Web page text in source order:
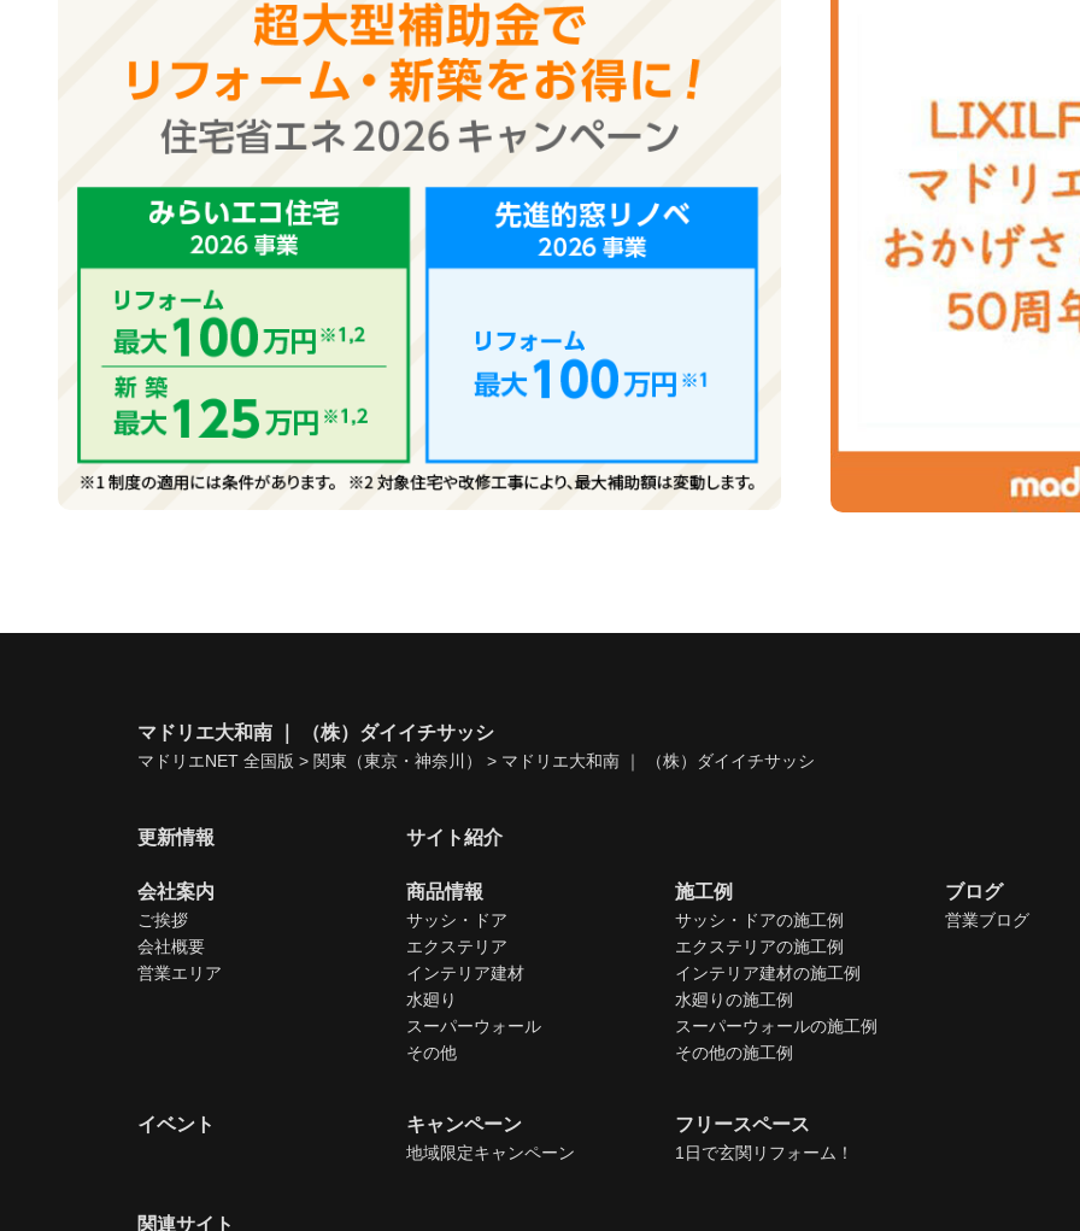
マドリエ大和南 ｜ （株）ダイイチサッシ
マドリエNET 全国版 > 関東（東京・神奈川） > マドリエ大和南 ｜ （株）ダイイチサッシ
更新情報 サイト紹介
会社案内
ご挨拶
会社概要
営業エリア
商品情報
サッシ・ドア
エクステリア
インテリア建材
水廻り
スーパーウォール
その他
施工例
サッシ・ドアの施工例
エクステリアの施工例
インテリア建材の施工例
水廻りの施工例
スーパーウォールの施工例
その他の施工例
ブログ
営業ブログ
イベント キャンペーン
地域限定キャンペーン
フリースペース
1日で玄関リフォーム！
関連サイト